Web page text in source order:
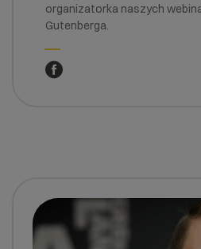
organizatorka naszych
Gutenberga.